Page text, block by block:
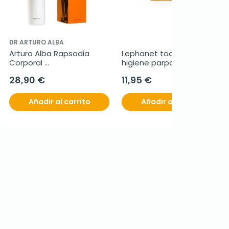
DR ARTURO ALBA
Arturo Alba Rapsodia
Corporal
28,90 €
Añadir al carrito
Lephanet toallitas
higiene parpados, 30+12
11,95 €
Añadir al carrito